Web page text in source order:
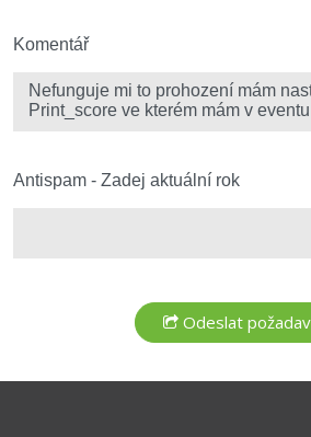
Fórum
Kybernetická bezpečnost
Komentář
Antispam - Zadej aktuální rok